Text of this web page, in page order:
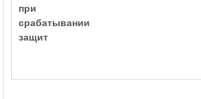
при
срабатывании
защит